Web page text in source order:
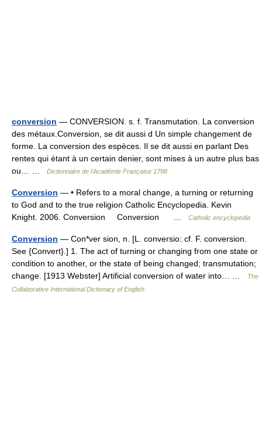
conversion — CONVERSION. s. f. Transmutation. La conversion
des métaux.Conversion, se dit aussi d Un simple changement de
forme. La conversion des espèces. Il se dit aussi en parlant Des
rentes qui étant à un certain denier, sont mises à un autre plus bas
ou… …
Dictionnaire de l'Académie Française 1798
Conversion — • Refers to a moral change, a turning or returning
to God and to the true religion Catholic Encyclopedia. Kevin
Knight. 2006. Conversion Conversion …
Catholic encyclopedia
Conversion — Con*ver sion, n. [L. conversio: cf. F. conversion.
See {Convert}.] 1. The act of turning or changing from one state or
condition to another, or the state of being changed; transmutation;
change. [1913 Webster] Artificial conversion of water into… …
The
Collaborative International Dictionary of English